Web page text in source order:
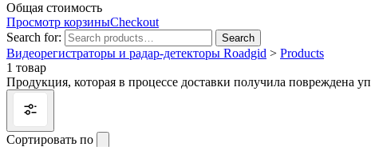
Общая стоимость
Просмотр корзиныCheckout
Search for:
Search
Видеорегистраторы и радар-детекторы Roadgid > Products
1 товар
Продукция, которая в процессе доставки получила повреждена
Сортировать по